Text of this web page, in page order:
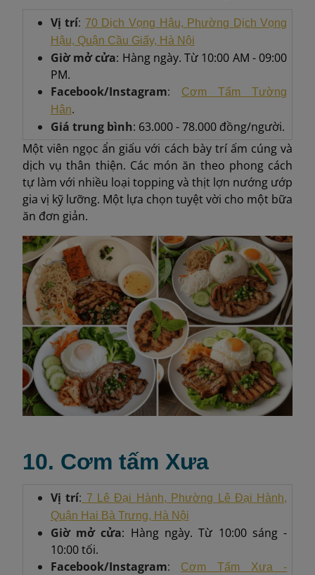
Vị trí: 70 Dịch Vọng Hậu, Phường Dịch Vọng
Hậu, Quận Cầu Giấy, Hà Nội
Giờ mở cửa: Hàng ngày. Từ 10:00 AM - 09:00
PM.
Facebook/Instagram:
Cơm Tấm Tường
Hân.
Giá trung bình: 63.000 - 78.000 đồng/người.
Một viên ngọc ẩn giấu với cách bày trí ấm cúng và
dịch vụ thân thiện. Các món ăn theo phong cách
tự làm với nhiều loại topping và thịt lợn nướng ướp
gia vị kỹ lưỡng. Một lựa chọn tuyệt vời cho một bữa
ăn đơn giản.
10. Cơm tấm Xưa
Vị trí: 7 Lê Đại Hành, Phường Lê Đại Hành,
Quận Hai Bà Trưng, ​​Hà Nội
Giờ mở cửa: Hàng ngày. Từ 10:00 sáng -
10:00 tối.
Facebook/Instagram:
Cơm Tấm Xưa -